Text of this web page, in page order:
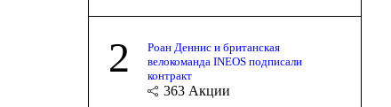
2
Роан Деннис и британская
велокоманда INEOS подписали
контракт
363 Акции